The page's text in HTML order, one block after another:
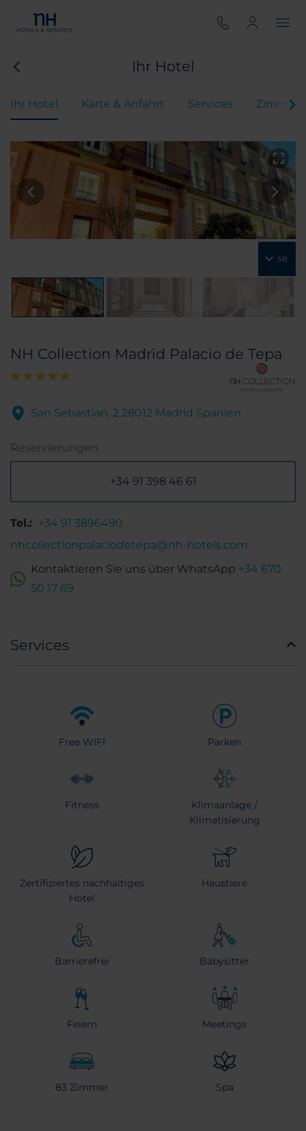
Ihr Hotel
Ihr Hotel Karte & Anfahrt Services Zimmer
58
NH Collection Madrid Palacio de Tepa
San Sebastian, 2 28012 Madrid Spanien
Reservierungen
+34 91 398 46 61
Tel.: +34 91 3896490
nhcollectionpalaciodetepa@nh-hotels.com
Kontaktieren Sie uns über WhatsApp +34 670
50 17 69
Services
Free WIFI Parken
Fitness
Klimaanlage /
Klimatisierung
Zertifiziertes nachhaltiges
Hotel
Haustiere
Barrierefrei Babysitter
Feiern Meetings
83 Zimmer Spa